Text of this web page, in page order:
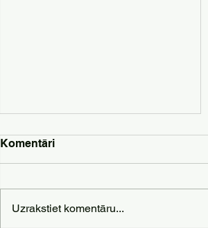
Komentāri
Uzrakstiet komentāru...